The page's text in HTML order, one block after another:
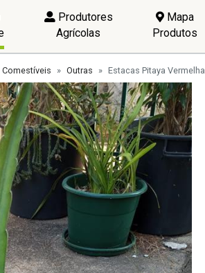
Produtores
Agrícolas
Mapa
Produtos
Comestíveis Outras Estacas Pitaya Vermelha